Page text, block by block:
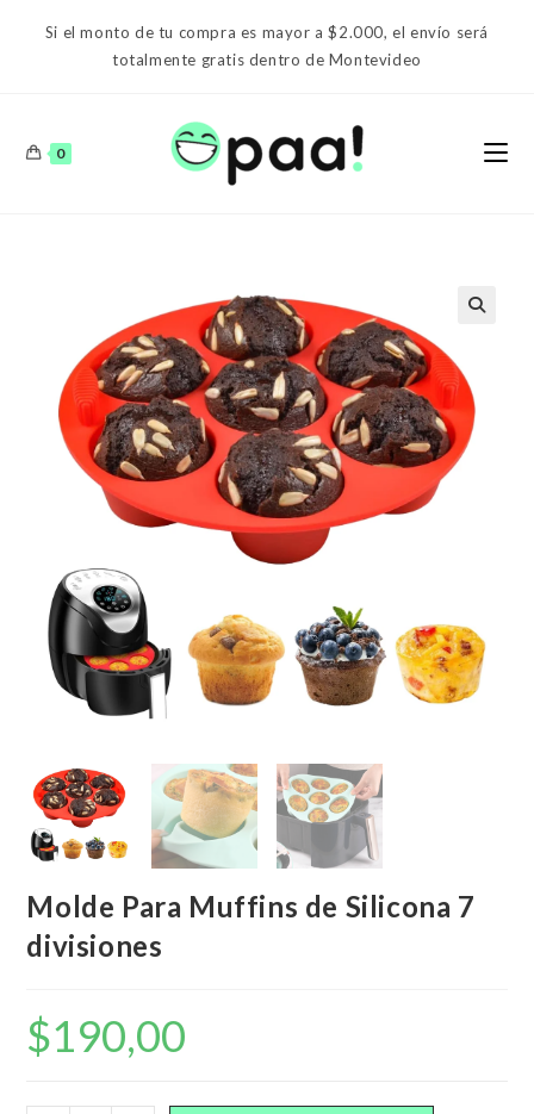
Si el monto de tu compra es mayor a $2.000, el envío será
totalmente gratis dentro de Montevideo
0
Molde Para Muffins de Silicona 7
divisiones
$190,00